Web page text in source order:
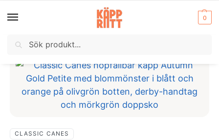
0
Hem / Käpp / Hopfällbar käpp
CLASSIC CANES